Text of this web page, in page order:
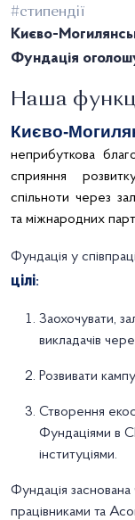
#стипендії
Києво-
Фундація
стипендій 2024
Наша
Києво-
неприбуткова
сприяння
спільноти через
та міжнародних
Фундація у
цілі:
Заохочувати,
викладачів
Розвивати
Створення
Фундаціями в
інституціями.
Фундація
працівниками та